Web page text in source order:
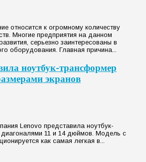
относится к огромному количеству
Многие предприятия на данном
серьезно заинтересованы в
оборудования. Главная причина...
ноутбук-трансформер
экранов
Lenovo представила ноутбук-
11 и 14 дюймов. Модель с
как самая легкая в...